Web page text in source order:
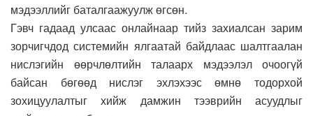
мэдээллийг баталгаажуулж өгсөн.
Гэвч гадаад улсаас онлайнаар тийз захиалсан зарим
зорчигчдод системийн ялгаатай байдлаас шалтгаалан
нислэгийн өөрчлөлтийн талаарх мэдээлэл очоогүй
байсан бөгөөд нислэг эхлэхээс өмнө тодорхой
зохицуулалтыг хийж дамжин тээврийн асуудлыг